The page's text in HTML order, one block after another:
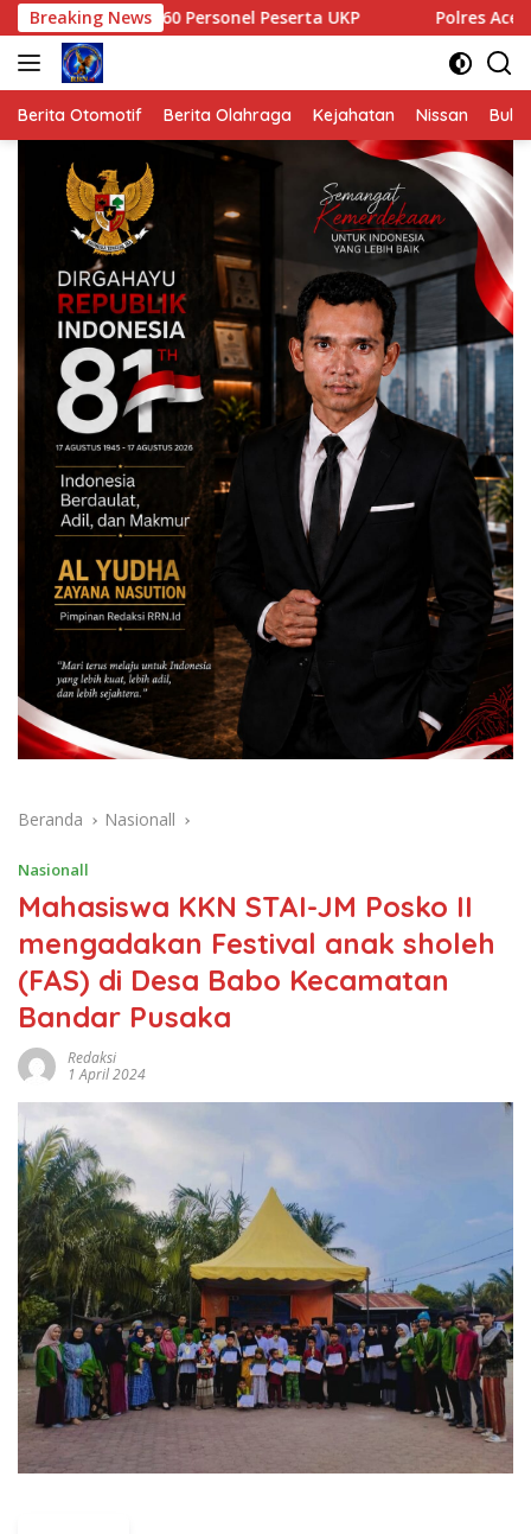
Langsung
ke
konten
Breaking News
Personel Peserta UKP Polres Aceh Tamiang Gelar
Berita Otomotif Berita Olahraga Kejahatan Nissan
Beranda Nasionall
Nasionall
Mahasiswa KKN STAI-JM Posko II
mengadakan Festival anak sholeh
(FAS) di Desa Babo Kecamatan
Bandar Pusaka
Redaksi
1 April 2024